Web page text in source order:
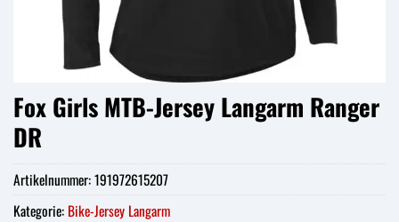
Fox Girls MTB-Jersey Langarm Ranger
DR
Artikelnummer:191972615207
Kategorie: Bike-Jersey Langarm